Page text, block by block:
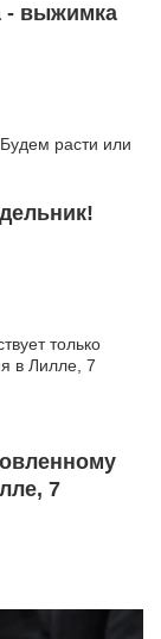
- выжимка
7